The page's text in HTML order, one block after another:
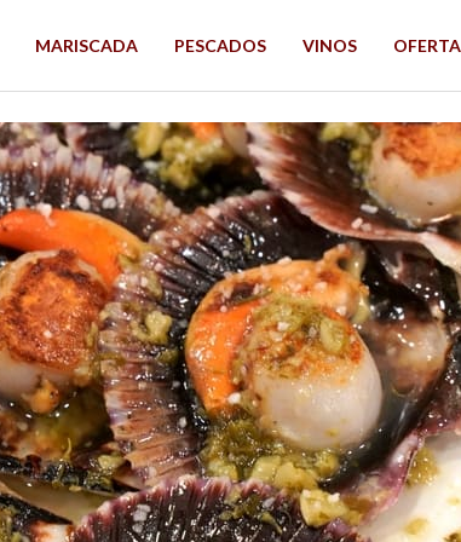
MARISCADA PESCADOS VINOS